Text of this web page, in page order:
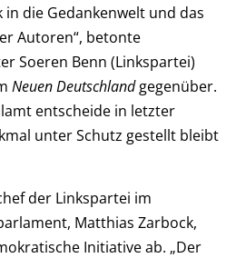
in die Gedankenwelt und das
Autoren“, betonte
Soeren Benn (Linkspartei)
Neuen Deutschlandgegenüber.
entscheide in letzter
unter Schutz gestellt bleibt
der Linkspartei im
Matthias Zarbock,
Initiative ab. „Der